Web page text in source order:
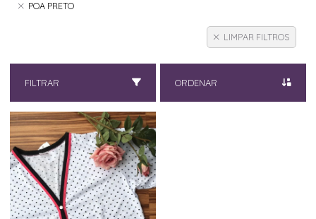
POA PRETO
LIMPAR FILTROS
FILTRAR ORDENAR